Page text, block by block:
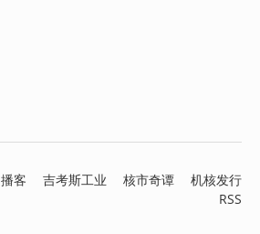
播客 吉考斯工业 核市奇谭
机核发行
RSS